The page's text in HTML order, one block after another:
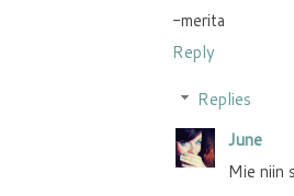
-merita
Reply
Replies
June
Mie niin